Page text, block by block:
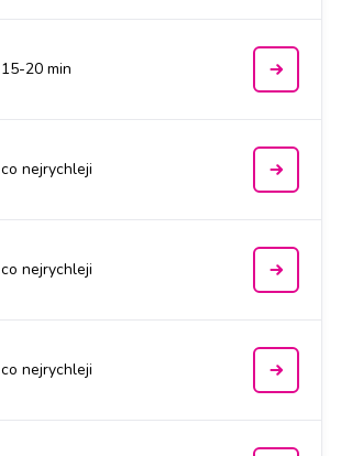
15-20 min
co nejrychleji
co nejrychleji
co nejrychleji